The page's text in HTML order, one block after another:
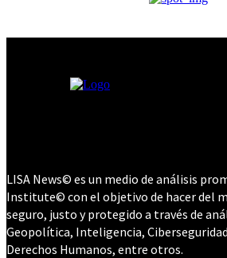
LISA News© es un medio de análisis
Institute© con el objetivo de hacer del
seguro, justo y protegido a través de
Geopolítica, Inteligencia,
Derechos Humanos, entre otros.